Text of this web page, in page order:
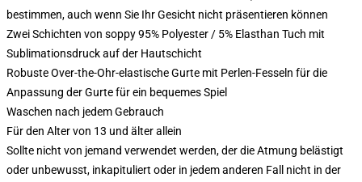
bestimmen, auch wenn Sie Ihr Gesicht nicht präsentieren können
Zwei Schichten von soppy 95% Polyester / 5% Elasthan Tuch mit
Sublimationsdruck auf der Hautschicht
Robuste Over-the-Ohr-elastische Gurte mit Perlen-Fesseln für die
Anpassung der Gurte für ein bequemes Spiel
Waschen nach jedem Gebrauch
Für den Alter von 13 und älter allein
Sollte nicht von jemand verwendet werden, der die Atmung belästigt
oder unbewusst, inkapituliert oder in jedem anderen Fall nicht in der